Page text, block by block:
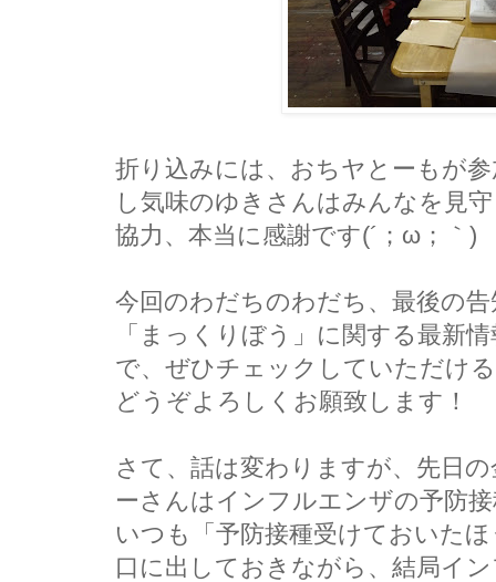
折り込みには、おちヤとーもが
し気味のゆきさんはみんなを見
協力、本当に感謝です(´；ω；｀)
今回のわだちのわだち、最後の
「まっくりぼう」に関する最新
で、ぜひチェックしていただけ
どうぞよろしくお願致します！
さて、話は変わりますが、先日
ーさんはインフルエンザの予防
いつも「予防接種受けておいた
口に出しておきながら、結局イ